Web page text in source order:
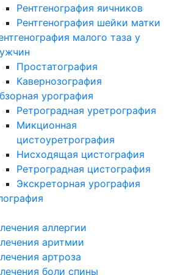
Рентгенография яичников
Рентгенография шейки матки
малого таза у
Простатография
Кавернозография
урография
Ретроградная уретрография
Микционная
цистоуретрография
Нисходящая цистография
Ретроградная цистография
Экскреторная урография
аллергии
аритмии
артроза
боли спины